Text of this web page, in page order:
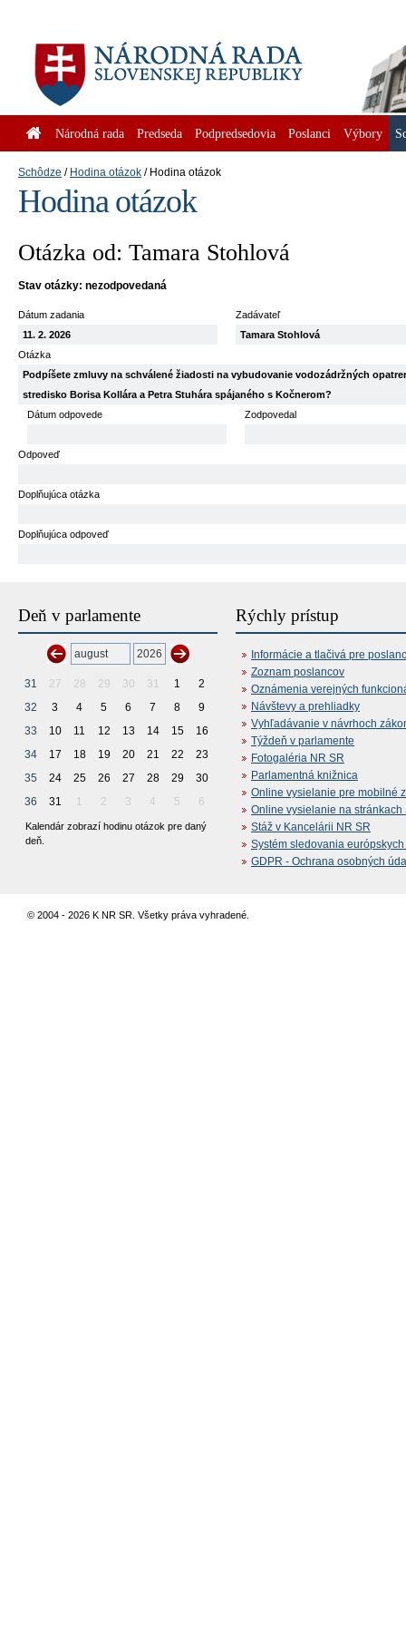
Národná rada Predseda Podpredsedovia Poslanci Výbory
Schôdze Hodina otázok Hodina otázok
Hodina otázok
Otázka od: Tamara Stohlová
Stav otázky: nezodpovedaná
Dátum zadania
11. 2. 2026
Zadávateľ
Tamara Stohlová
Otázka
Podpíšete zmluvy na schválené žiadosti na vybudovanie vodozádržných
stredisko Borisa Kollára a Petra Stuhára spájaného s Kočnerom?
Dátum odpovede
Zodpovedal
Odpoveď
Doplňujúca otázka
Doplňujúca odpoveď
Deň v parlamente
31 27 28 29 30 31 1
2
32
3 4 5 6 7 8
9
33
10 11 12 13 14 15
16
34
17 18 19 20 21 22
23
35
24 25 26 27 28 29
30
36
31 1 2 3 4 5 6
Kalendár zobrazí hodinu otázok pre daný
deň.
Rýchly prístup
Informácie a tlačivá pre
Zoznam poslancov
Oznámenia verejných
Návštevy a prehliadky
Vyhľadávanie v návrhoch
Týždeň v parlamente
Fotogaléria NR SR
Parlamentná knižnica
Online vysielanie pre mobilné
Online vysielanie na stránkach
Stáž v Kancelárii NR SR
Systém sledovania
GDPR - Ochrana osobných
© 2004 - 2026 K NR SR. Všetky práva vyhradené.